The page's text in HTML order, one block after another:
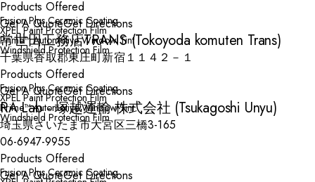
Products Offered
Fusion Plus Ceramic Coating
XPEL Paint Protection Film
Prime™ Automotive Window Tint
Windshield Protection Film
Get A QuoteGet Directions
常世田工務店TRANS (Tokoyoda komuten Trans)
千葉県香取郡東庄町新宿１１４２－１
Products Offered
Fusion Plus Ceramic Coating
XPEL Paint Protection Film
Prime™ Automotive Window Tint
Windshield Protection Film
Get A QuoteGet Directions
RA Lab - 塚越運輸 株式会社 (Tsukagoshi Unyu)
埼玉県さいたま市大宮区三橋3-165
06-6947-9955
Products Offered
Fusion Plus Ceramic Coating
Get A QuoteGet Directions